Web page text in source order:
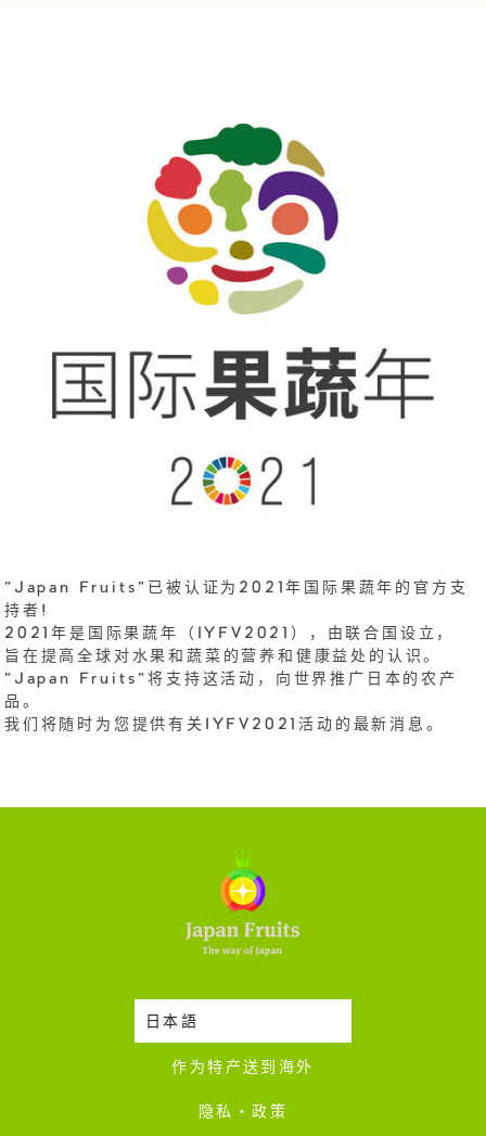
"Japan Fruits"已被认证为2021年国际果蔬年的官方支
持者!
2021年是国际果蔬年（IYFV2021），由联合国设立，
旨在提高全球对水果和蔬菜的营养和健康益处的认识。
"Japan Fruits"将支持这活动，向世界推广日本的农产
品。
我们将随时为您提供有关IYFV2021活动的最新消息。
日本語时令蔬果收成表
作为特产送到海外
隐私・政策